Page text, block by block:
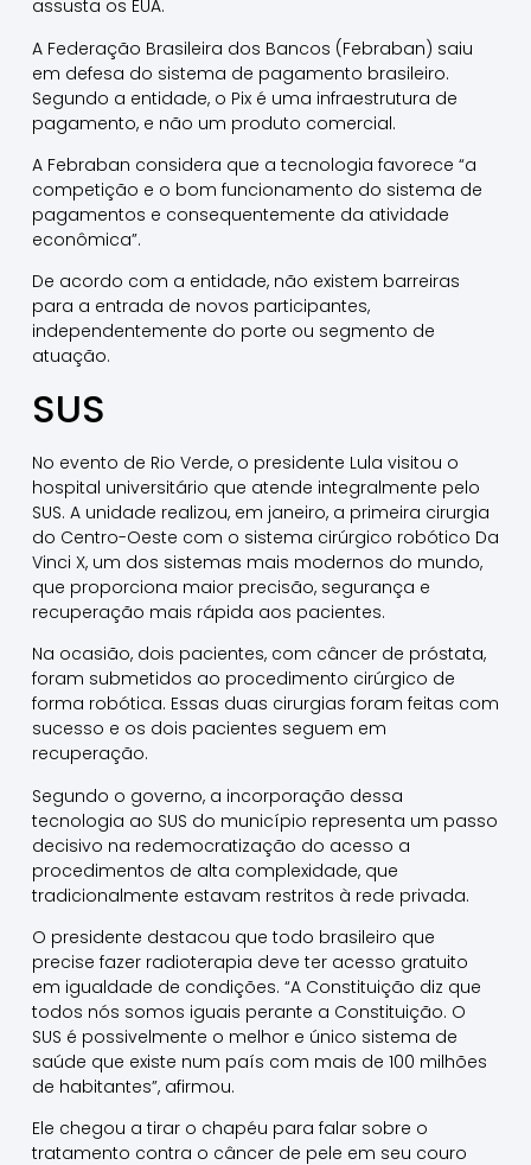
assusta os EUA.
A Federação Brasileira dos Bancos (Febraban) saiu
em defesa do sistema de pagamento brasileiro.
Segundo a entidade, o Pix é uma infraestrutura de
pagamento, e não um produto comercial.
A Febraban considera que a tecnologia favorece “a
competição e o bom funcionamento do sistema de
pagamentos e consequentemente da atividade
econômica”.
De acordo com a entidade, não existem barreiras
para a entrada de novos participantes,
independentemente do porte ou segmento de
atuação.
SUS
No evento de Rio Verde, o presidente Lula visitou o
hospital universitário que atende integralmente pelo
SUS. A unidade realizou, em janeiro, a primeira cirurgia
do Centro-Oeste com o sistema cirúrgico robótico Da
Vinci X, um dos sistemas mais modernos do mundo,
que proporciona maior precisão, segurança e
recuperação mais rápida aos pacientes.
Na ocasião, dois pacientes, com câncer de próstata,
foram submetidos ao procedimento cirúrgico de
forma robótica. Essas duas cirurgias foram feitas com
sucesso e os dois pacientes seguem em
recuperação.
Segundo o governo, a incorporação dessa
tecnologia ao SUS do município representa um passo
decisivo na redemocratização do acesso a
procedimentos de alta complexidade, que
tradicionalmente estavam restritos à rede privada.
O presidente destacou que todo brasileiro que
precise fazer radioterapia deve ter acesso gratuito
em igualdade de condições. “A Constituição diz que
todos nós somos iguais perante a Constituição. O
SUS é possivelmente o melhor e único sistema de
saúde que existe num país com mais de 100 milhões
de habitantes”, afirmou.
Ele chegou a tirar o chapéu para falar sobre o
tratamento contra o câncer de pele em seu couro